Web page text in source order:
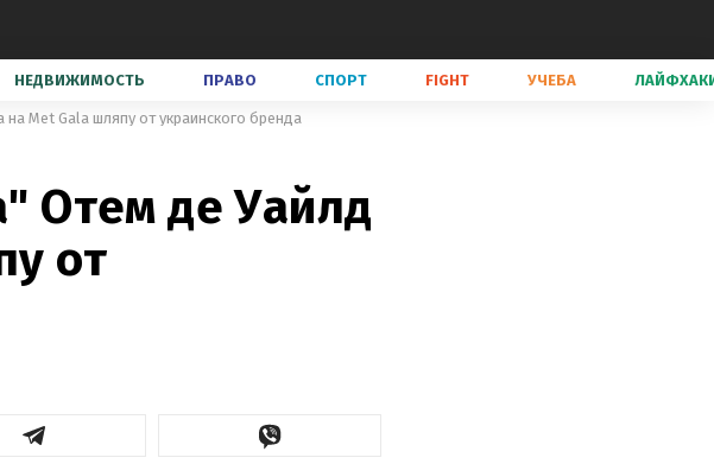
НЕДВИЖИМОСТЬ ПРАВО СПОРТ FIGHT УЧЕБА
Met Gala шляпу от украинского бренда
Отем де Уайлд
от